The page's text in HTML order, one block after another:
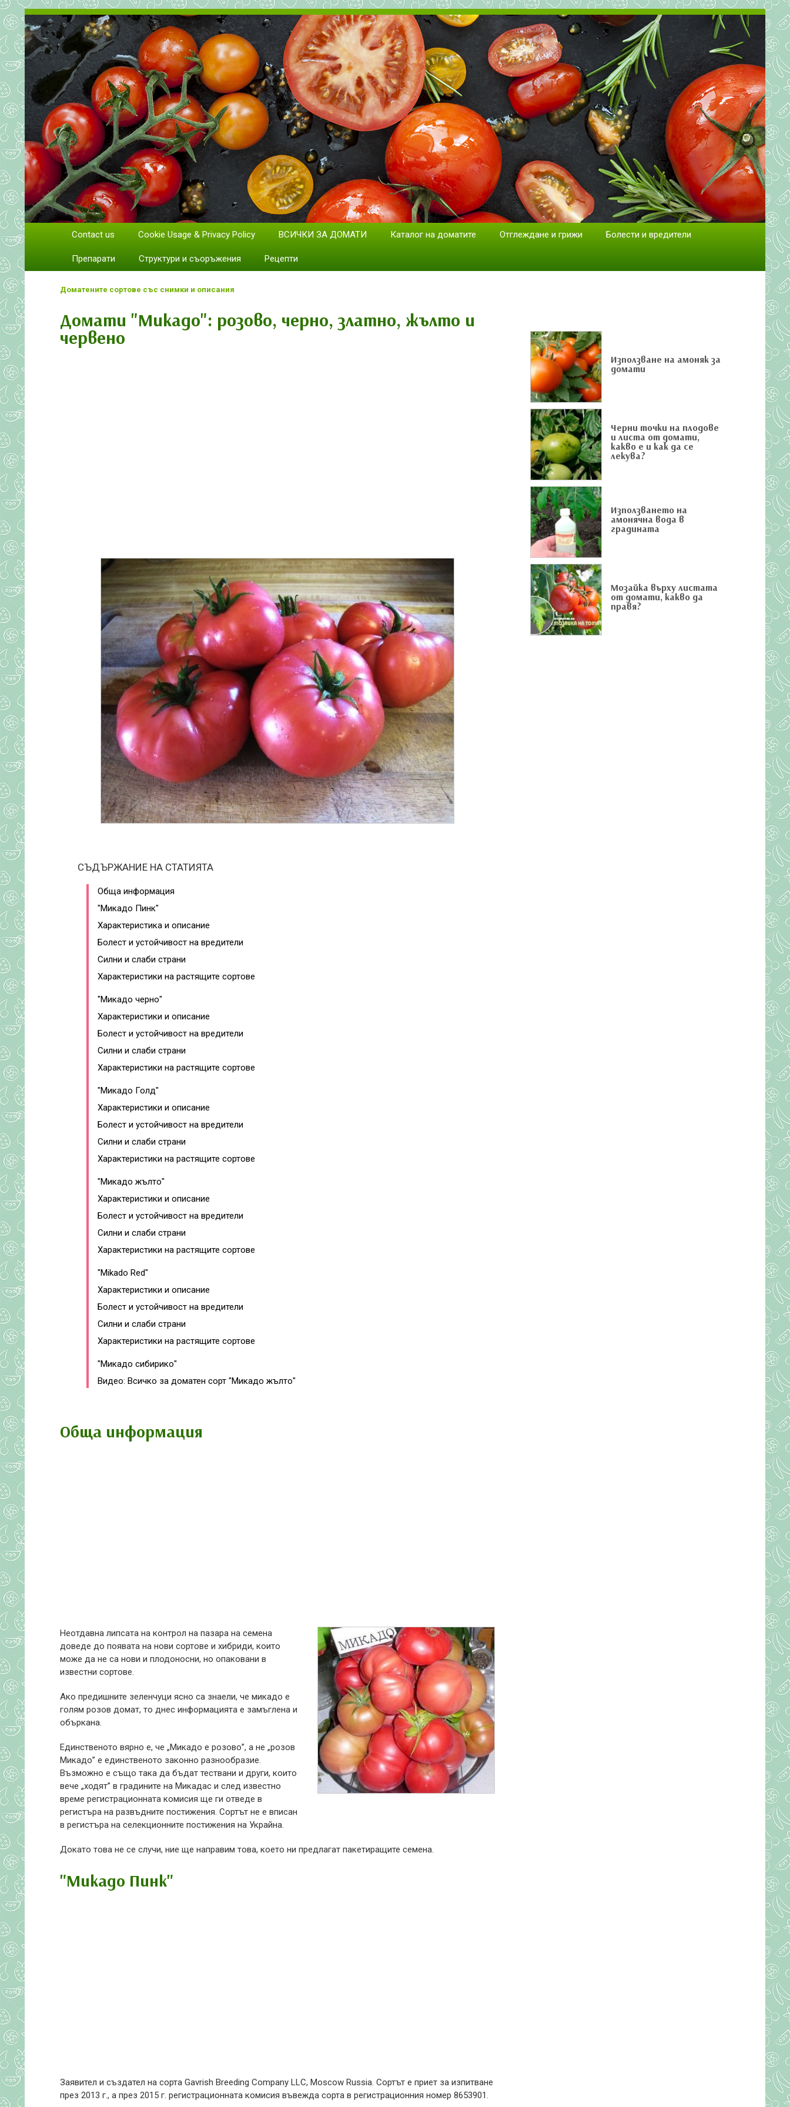
Всичко за доматите. Отглеждане на домати. Сортове и разсад.
Отглеждане и грижи за домати
Contact us Cookie Usage & Privacy Policy ВСИЧКИ ЗА ДОМАТИ Каталог на доматите Отглеждане и грижи Болести и вредители
Препарати Структури и съоръжения Рецепти
Доматените сортове със снимки и описания
Домати "Микадо": розово, черно, златно, жълто и
червено
СЪДЪРЖАНИЕ НА СТАТИЯТА
Обща информация
"Микадо Пинк"
Характеристика и описание
Болест и устойчивост на вредители
Силни и слаби страни
Характеристики на растящите сортове
"Микадо черно"
Характеристики и описание
Болест и устойчивост на вредители
Силни и слаби страни
Характеристики на растящите сортове
"Микадо Голд"
Характеристики и описание
Болест и устойчивост на вредители
Силни и слаби страни
Характеристики на растящите сортове
"Микадо жълто"
Характеристики и описание
Болест и устойчивост на вредители
Силни и слаби страни
Характеристики на растящите сортове
"Mikado Red"
Характеристики и описание
Болест и устойчивост на вредители
Силни и слаби страни
Характеристики на растящите сортове
"Микадо сибирико"
Видео: Всичко за доматен сорт "Микадо жълто"
Обща информация
Неотдавна липсата на контрол на пазара на семена
доведе до появата на нови сортове и хибриди, които
може да не са нови и плодоносни, но опаковани в
известни сортове.
Ако предишните зеленчуци ясно са знаели, че микадо е
голям розов домат, то днес информацията е замъглена и
объркана.
Единственото вярно е, че „Микадо е розово”, а не „розов
Микадо” е единственото законно разнообразие.
Възможно е също така да бъдат тествани и други, които
вече „ходят” в градините на Микадас и след известно
време регистрационната комисия ще ги отведе в
регистъра на развъдните постижения. Сортът не е вписан
в регистъра на селекционните постижения на Украйна.
Докато това не се случи, ние ще направим това, което ни предлагат пакетиращите семена.
"Микадо Пинк"
Заявител и създател на сорта Gavrish Breeding Company LLC, Moscow Russia. Сортът е приет за изпитване
през 2013 г., а през 2015 г. регистрационната комисия въвежда сорта в регистрационния номер 8653901.
Използване на амоняк за
домати
Черни точки на плодове
и листа от домати,
какво е и как да се
лекува?
Използването на
амонячна вода в
градината
Мозайка върху листата
от домати, какво да
правя?